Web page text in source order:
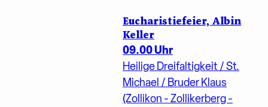
Eucharistiefeier, Albin
Keller
09.00 Uhr
Heilige Dreifaltigkeit / St.
Michael / Bruder Klaus
(Zollikon - Zollikerberg -